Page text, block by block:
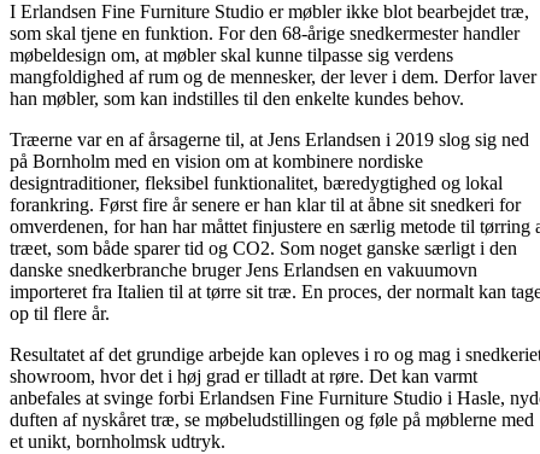
I Erlandsen Fine Furniture Studio er møbler ikke blot bearbejdet træ,
som skal tjene en funktion. For den 68-årige snedkermester handler
møbeldesign om, at møbler skal kunne tilpasse sig verdens
mangfoldighed af rum og de mennesker, der lever i dem. Derfor laver
han møbler, som kan indstilles til den enkelte kundes behov.
Træerne var en af årsagerne til, at Jens Erlandsen i 2019 slog sig ned
på Bornholm med en vision om at kombinere nordiske
designtraditioner, fleksibel funktionalitet, bæredygtighed og lokal
forankring. Først fire år senere er han klar til at åbne sit snedkeri for
omverdenen, for han har måttet finjustere en særlig metode til tørring
træet, som både sparer tid og CO2. Som noget ganske særligt i den
danske snedkerbranche bruger Jens Erlandsen en vakuumovn
importeret fra Italien til at tørre sit træ. En proces, der normalt kan
op til flere år.
Resultatet af det grundige arbejde kan opleves i ro og mag i
showroom, hvor det i høj grad er tilladt at røre. Det kan varmt
anbefales at svinge forbi Erlandsen Fine Furniture Studio i Hasle,
duften af nyskåret træ, se møbeludstillingen og føle på møblerne med
et unikt, bornholmsk udtryk.